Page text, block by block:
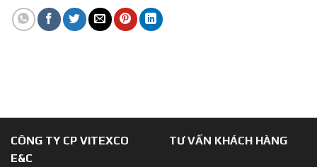
CÔNG TY CP VITEXCO
E&C
TƯ VẤN KHÁCH HÀNG